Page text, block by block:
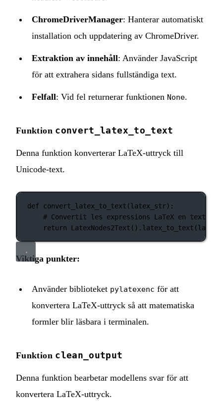
ChromeDriverManager: Hanterar automatiskt
installation och uppdatering av ChromeDriver.
Extraktion av innehåll: Använder JavaScript
för att extrahera sidans fullständiga text.
Felfall: Vid fel returnerar funktionen None.
Funktion convert_latex_to_text
Denna funktion konverterar LaTeX‑uttryck till
Unicode‑text.
def convert_latex_to_text (latex_str):
# Convertit les expressions LaTeX en texte
return
Viktiga punkter:
Använder biblioteket pylatexenc för att
konvertera LaTeX‑uttryck så att matematiska
formler blir läsbara i terminalen.
Funktion clean_output
Denna funktion bearbetar modellens svar för att
konvertera LaTeX‑uttryck.